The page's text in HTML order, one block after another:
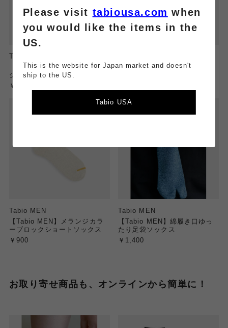
Tabio MEN
【Tabio MEN】 NEWゴムなし
ショートソックス
￥900
【Tabio MEN】【定番】綿履
Tabio MEN
【Tabio MEN】メランジカラ
ーブロックショートソックス
￥900
Tabio MEN
【Tabio MEN】綿履き口ゆっ
たり足袋ソックス
￥1,400
お取り寄せ商品も、オンラインから簡単に！
Please visit tabiousa.com when
you would like the items in the
US.
This is the website for Japan market and doesn't
ship to the US.
Tabio USA